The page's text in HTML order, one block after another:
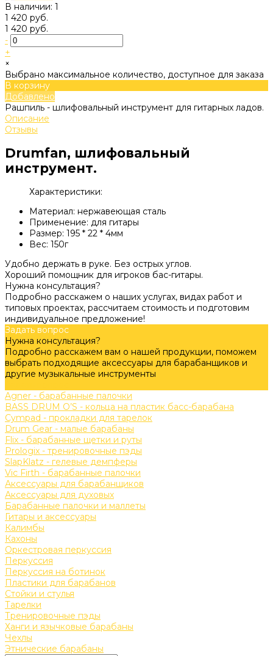
В наличии: 1
1 420 руб.
1 420 руб.
-
+
×
Выбрано максимальное количество, доступное для заказа
В корзину
Добавлено
Рашпиль - шлифовальный инструмент для гитарных ладов.
Описание
Отзывы
Drumfan, шлифовальный
инструмент.
Характеристики:
Материал: нержавеющая сталь
Применение: для гитары
Размер: 195 * 22 * 4мм
Вес: 150г
Удобно держать в руке. Без острых углов.
Хороший помощник для игроков бас-гитары.
Нужна консультация?
Подробно расскажем о наших услугах, видах работ и
типовых проектах, рассчитаем стоимость и подготовим
индивидуальное предложение!
Задать вопрос
Нужна консультация?
Подробно расскажем вам о нашей продукции, поможем
выбрать подходящие аксессуары для барабанщиков и
другие музыкальные инструменты
Agner - барабанные палочки
BASS DRUM O’S - кольца на пластик басс-барабана
Cympad - прокладки для тарелок
Drum Gear - малые барабаны
Flix - барабанные щетки и руты
Prologix - тренировочные пэды
SlapKlatz - гелевые демпферы
Vic Firth - барабанные палочки
Аксессуары для барабанщиков
Аксессуары для духовых
Барабанные палочки и маллеты
Гитары и аксессуары
Калимбы
Кахоны
Оркестровая перкуссия
Перкуссия
Перкуссия на ботинок
Пластики для барабанов
Стойки и стулья
Тарелки
Тренировочные пэды
Ханги и язычковые барабаны
Чехлы
Этнические барабаны